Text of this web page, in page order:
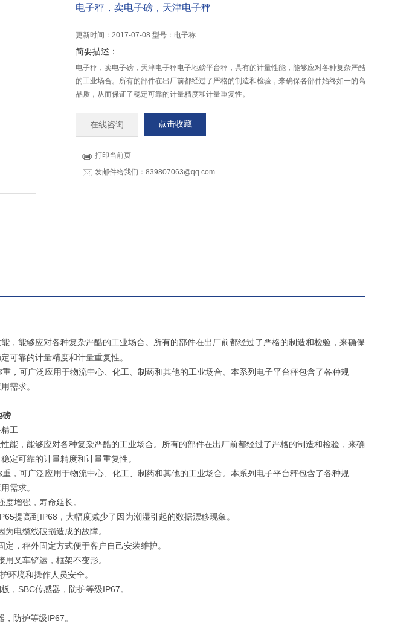
电子秤，卖电子磅，天津电子秤
更新时间：2017-07-08 型号：电子称
简要描述：
电子秤，卖电子磅，天津电子秤电子地磅平台秤，具有的计量性能，能够应对各种复杂严酷
的工业场合。所有的部件在出厂前都经过了严格的制造和检验，来确保各部件始终如一的高
品质，从而保证了稳定可靠的计量精度和计量重复性。
在线咨询 点击收藏
打印当前页
发邮件给我们：839807063@qq.com
，能够应对各种复杂严酷的工业场合。所有的部件在出厂前都经过了严格的制造和检验，来确保
可靠的计量精度和计量重复性。
，可广泛应用于物流中心、化工、制药和其他的工业场合。本系列电子平台秤包含了各种规
需求。
磅
工
能，能够应对各种复杂严酷的工业场合。所有的部件在出厂前都经过了严格的制造和检验，来确
定可靠的计量精度和计量重复性。
，可广泛应用于物流中心、化工、制药和其他的工业场合。本系列电子平台秤包含了各种规
需求。
增强，寿命延长。
提高到IP68，大幅度减少了因为潮湿引起的数据漂移现象。
电缆线破损造成的故障。
，秤外固定方式便于客户自己安装维护。
叉车铲运，框架不变形。
环境和操作人员安全。
，SBC传感器，防护等级IP67。
防护等级IP67。